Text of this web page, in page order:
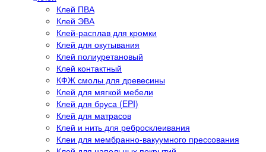
Клей ПВА
Клей ЭВА
Клей-расплав для кромки
Клей для окутывания
Клей полиуретановый
Клей контактный
КФЖ смолы для древесины
Клей для мягкой мебели
Клей для бруса (EPI)
Клей для матрасов
Клей и нить для ребросклеивания
Клеи для мембранно-вакуумного прессования